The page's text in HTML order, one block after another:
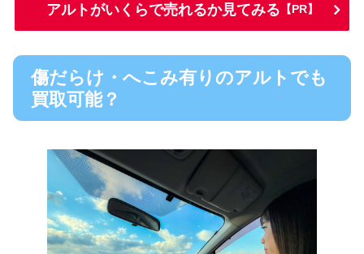
アルトがいくらで売れるか見てみる 【PR】
傷だらけ・へこみ有りのアルトでも
買取可能？